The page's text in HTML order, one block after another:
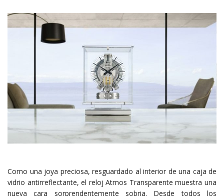
Como una joya preciosa, resguardado al interior de una caja de
vidrio antirreflectante, el reloj Atmos Transparente muestra una
nueva cara sorprendentemente sobria. Desde todos los